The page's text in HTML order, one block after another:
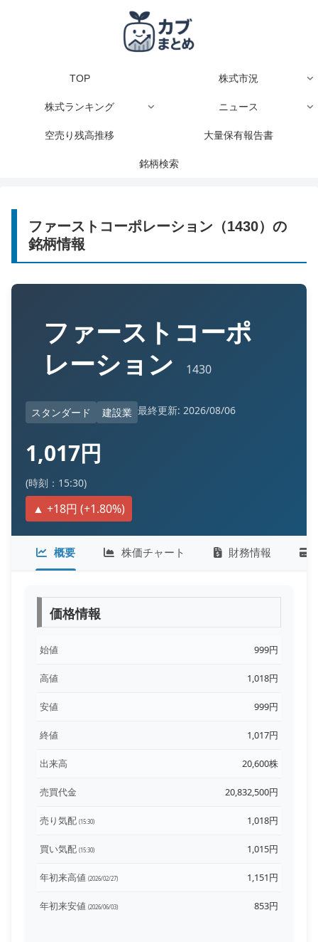
TOP 株式市況
株式ランキング ニュース
空売り残高推移 大量保有報告書
銘柄検索
ファーストコーポレーション（1430）の
銘柄情報
ファーストコーポ
レーション
1430
スタンダード 建設業 最終更新: 2026/08/06
1,017円
(時刻：15:30)
▲ +18円 (+1.80%)
概要 株価チャート 財務情報
価格情報
始値 999円
高値 1,018円
安値 999円
終値 1,017円
出来高 20,600株
売買代金 20,832,500円
売り気配 (15:30) 1,018円
買い気配 (15:30) 1,015円
年初来高値 (2026/02/27) 1,151円
年初来安値 (2026/06/03) 853円